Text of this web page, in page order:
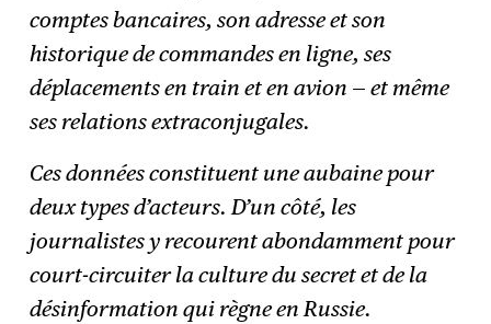
comptes bancaires, son adresse et son
historique de commandes en ligne, ses
déplacements en train et en avion — et même
ses relations extraconjugales.
Ces données constituent une aubaine pour
deux types d’acteurs. D’un côté, les
journalistes y recourent abondamment pour
court-circuiter la culture du secret et de la
désinformation qui règne en Russie.